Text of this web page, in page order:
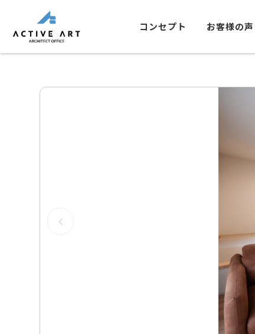
コンセプト お客様の声